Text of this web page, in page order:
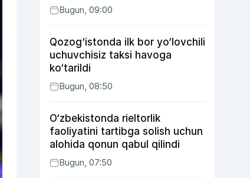
Bugun, 09:00
Qozog‘istonda ilk bor yo‘lovchili
uchuvchisiz taksi havoga
ko‘tarildi
Bugun, 08:50
O‘zbekistonda rieltorlik
faoliyatini tartibga solish uchun
alohida qonun qabul qilindi
Bugun, 07:50